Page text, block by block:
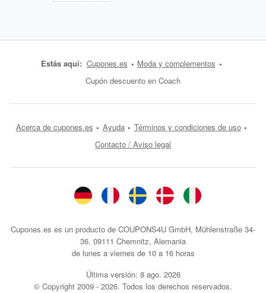
Estás aquí: Cupones.es
Moda y complementos
Cupón descuento en Coach
Acerca de cupones.es Ayuda
Términos y condiciones de uso
Contacto / Aviso legal
Cupones.es es un producto de COUPONS4U GmbH, Mühlenstraße 34-
36, 09111 Chemnitz, Alemania
de lunes a viernes de 10 a 16 horas
Última versión: 8 ago. 2026
© Copyright 2009 - 2026. Todos los derechos reservados.